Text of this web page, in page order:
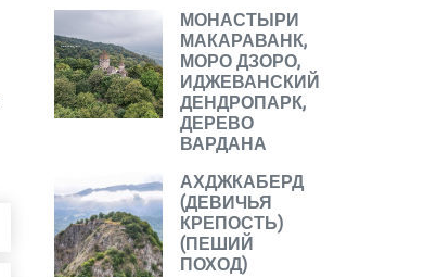
МОНАСТЫРИ
МАКАРАВАНК,
МОРО ДЗОРО,
ИДЖЕВАНСКИЙ
ДЕНДРОПАРК,
ДЕРЕВО
ВАРДАНА
АХДЖКАБЕРД
(ДЕВИЧЬЯ
КРЕПОСТЬ)
(ПЕШИЙ
ПОХОД)